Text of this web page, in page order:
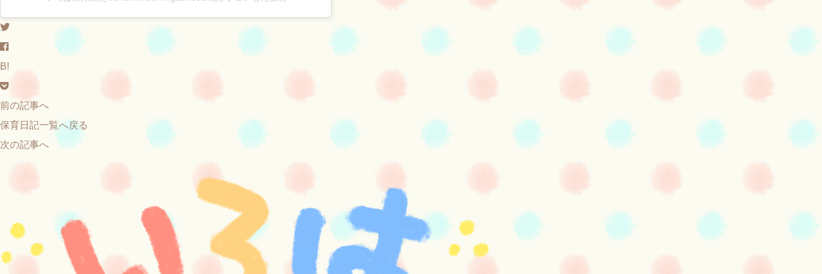
B!
前の記事へ
保育日記一覧へ戻る
次の記事へ